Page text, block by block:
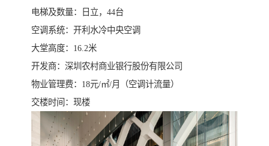
电梯及数量：日立，44台
空调系统：开利水冷中央空调
大堂高度：16.2米
开发商：深圳农村商业银行股份有限公司
物业管理费：18元/㎡/月（空调计流量）
交楼时间：现楼